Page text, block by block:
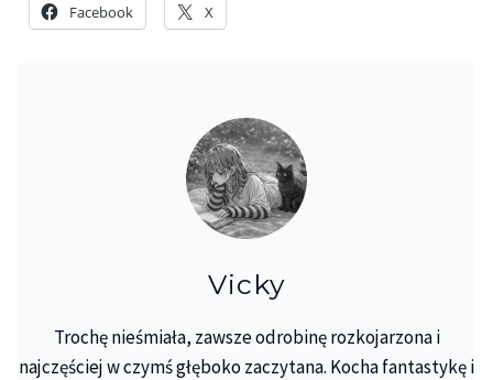
Facebook X
Vicky
Trochę nieśmiała, zawsze odrobinę rozkojarzona i
najczęściej w czymś głęboko zaczytana. Kocha fantastykę i